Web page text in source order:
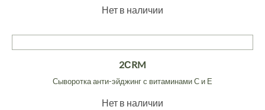
Нет в наличии
2СRM
Сыворотка анти-эйджинг с витаминами С и Е
Нет в наличии